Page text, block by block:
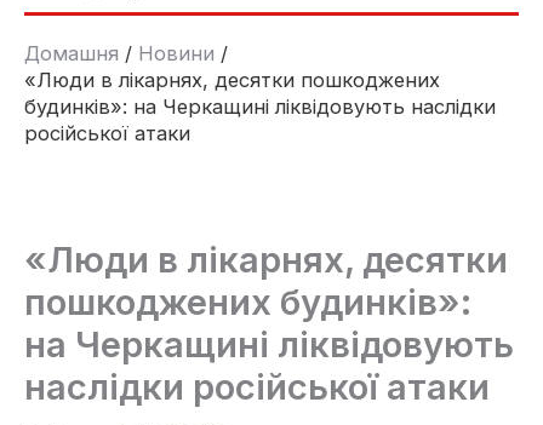
Домашня
Новини
«Люди в лікарнях, десятки пошкоджених
будинків»: на Черкащині ліквідовують наслідки
російської атаки
«Люди в лікарнях, десятки
пошкоджених будинків»:
на Черкащині ліквідовують
наслідки російської атаки